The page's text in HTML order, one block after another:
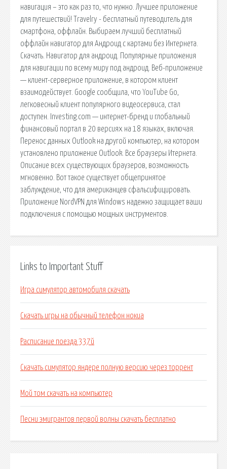
навигация – это как раз то, что нужно. Лучшее приложение
для путешествий! Travelry - бесплатный путеводитель для
смартфона, оффлайн. Выбираем лучший бесплатный
оффлайн навигатор для Андроид с картами без Интернета.
Скачать. Навигатор для андроид. Популярные приложения
для навигации по всему миру под андроид. Веб-приложение
— клиент-серверное приложение, в котором клиент
взаимодействует. Google сообщила, что YouTube Go,
легковесный клиент популярного видеосервиса, стал
доступен. Investing.com — интернет-бренд и глобальный
финансовый портал в 20 версиях на 18 языках, включая.
Перенос данных Outlook на другой компьютер, на котором
установлено приложение Outlook. Все браузеры Итернета.
Описание всех существующих браузеров, возможность
мгновенно. Вот такое существует общепринятое
заблуждение, что для американцев сфальсифицировать.
Приложение NordVPN для Windows надежно защищает ваши
подключения с помощью мощных инструментов.
Links to Important Stuff
Игра симулятор автомобиля скачать
Скачать игры на обычный телефон нокиа
Расписание поезда 337й
Скачать симулятор яндере полную версию через торрент
Мой том скачать на компьютер
Песни эмигрантов первой волны скачать бесплатно